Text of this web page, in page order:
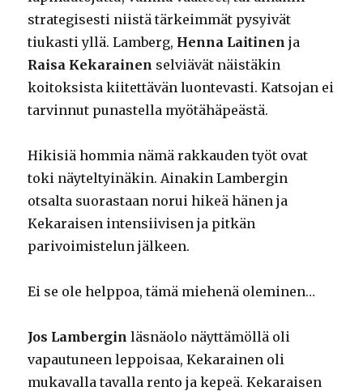
strategisesti niistä tärkeimmät pysyivät
tiukasti yllä. Lamberg, Henna Laitinen ja
Raisa Kekarainen selviävät näistäkin
koitoksista kiitettävän luontevasti. Katsojan ei
tarvinnut punastella myötähäpeästä.
Hikisiä hommia nämä rakkauden työt ovat
toki näyteltyinäkin. Ainakin Lambergin
otsalta suorastaan norui hikeä hänen ja
Kekaraisen intensiivisen ja pitkän
parivoimistelun jälkeen.
Ei se ole helppoa, tämä miehenä oleminen…
Jos Lambergin läsnäolo näyttämöllä oli
vapautuneen leppoisaa, Kekarainen oli
mukavalla tavalla rento ja kepeä. Kekaraisen